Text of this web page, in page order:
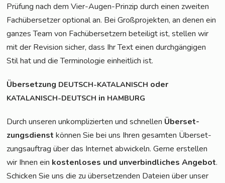
Prü­fung nach dem Vier-Augen-Prin­zip durch einen zwei­ten
Fach­über­set­zer optio­nal an. Bei Groß­pro­jek­ten, an denen ein
gan­zes Team von Fach­über­set­zern betei­ligt ist, stel­len wir
mit der Revi­si­on sicher, dass Ihr Text einen durch­gän­gi­gen
Stil hat und die Ter­mi­no­lo­gie ein­heit­lich ist.
Über­set­zung DEUTSCH-KATALANISCH oder
KATALANISCH-DEUTSCH in HAMBURG
Durch unse­ren unkom­pli­zier­ten und schnel­len Über­set­
zungs­dienst kön­nen Sie bei uns Ihren gesam­ten Über­set­
zungs­auf­trag über das Inter­net abwi­ckeln. Ger­ne erstel­len
wir Ihnen ein kos­ten­lo­ses und unver­bind­li­ches Ange­bot.
Schi­cken Sie uns die zu über­set­zen­den Datei­en über unser